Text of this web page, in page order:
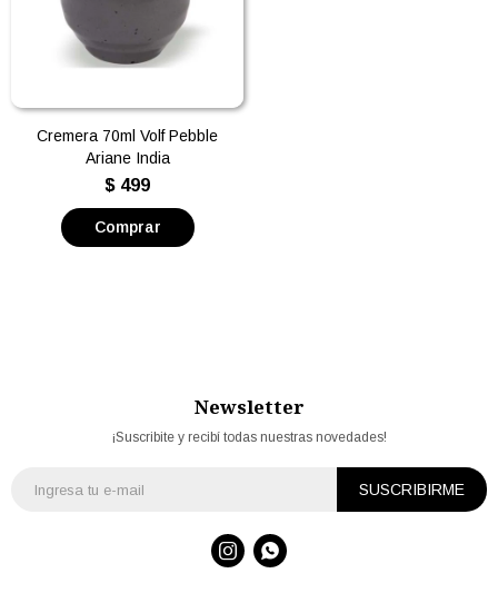
Cremera 70ml Volf Pebble
Ariane India
$ 499
Newsletter
¡Suscribite y recibí todas nuestras novedades!
SUSCRIBIRME
 